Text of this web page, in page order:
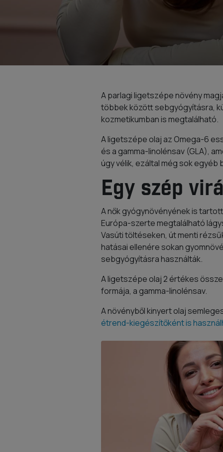
A parlagi ligetszépe növény
többek között sebgyógyításra,
kozmetikumban is megtalálható.
A ligetszépe olaj az Omega-6
és a gamma-linolénsav (GLA),
úgy vélik, ezáltal még sok
Egy szép
A nők gyógynövényének is
Európa-szerte megtalálható
Vasúti töltéseken, út menti
hatásai ellenére sokan
sebgyógyításra használták.
A ligetszépe olaj 2 értékes
formája, a gamma-linolénsav.
A növényből kinyert olaj
étrend-kiegészítőként is